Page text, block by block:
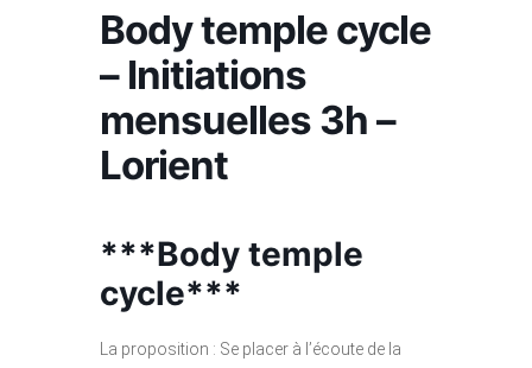
Body temple cycle
– Initiations
mensuelles 3h –
Lorient
***Body temple
cycle***
La proposition : Se placer à l’écoute de la